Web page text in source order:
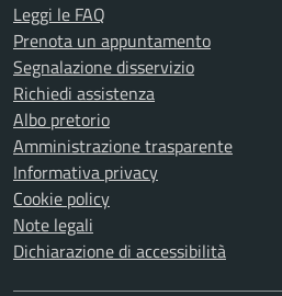
Leggi le FAQ
Prenota un appuntamento
Segnalazione disservizio
Richiedi assistenza
Albo pretorio
Amministrazione trasparente
Informativa privacy
Cookie policy
Note legali
Dichiarazione di accessibilità